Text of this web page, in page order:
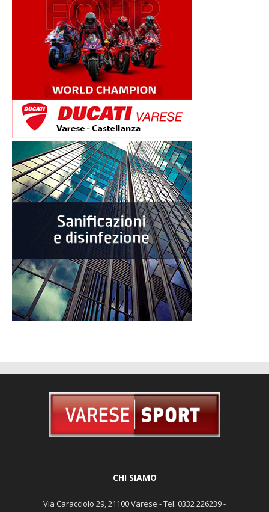
CHI SIAMO
Via Caracciolo 29, 21100 Varese - Tel. 0332 226239 -